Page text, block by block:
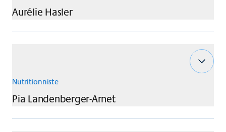
Aurélie Hasler
Nutritionniste
Pia Landenberger-Arnet